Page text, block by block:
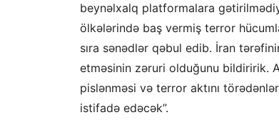
beynəlxalq platformalara
ölkələrində baş vermiş terror
sıra sənədlər qəbul edib. İran
etməsinin zəruri olduğunu bildiririk.
pislənməsi və terror aktını
istifadə edəcək”.